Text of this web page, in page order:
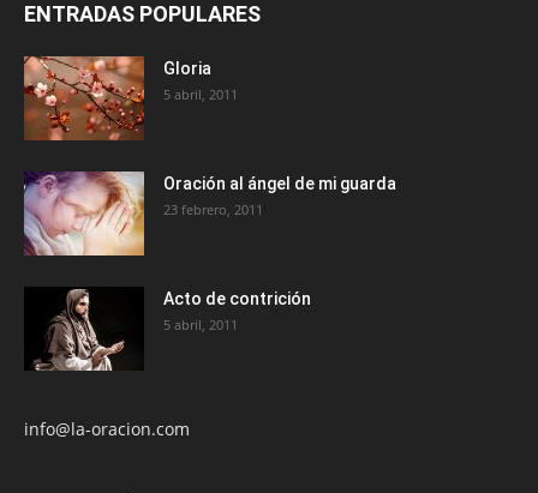
ENTRADAS POPULARES
Gloria
5 abril, 2011
Oración al ángel de mi guarda
23 febrero, 2011
Acto de contrición
5 abril, 2011
info@la-oracion.com